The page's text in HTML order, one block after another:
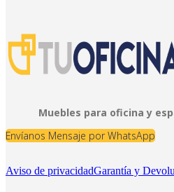
Muebles para oficina y
Envíanos Mensaje por WhatsApp
Aviso de privacidadGarantía y